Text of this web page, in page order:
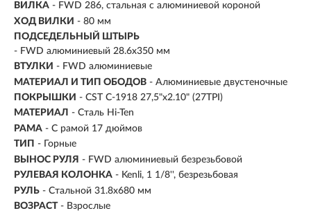
ВИЛКА - FWD 286, стальная с алюминиевой короной
ХОД ВИЛКИ - 80 мм
ПОДСЕДЕЛЬНЫЙ ШТЫРЬ
- FWD алюминиевый 28.6x350 мм
ВТУЛКИ - FWD алюминиевые
МАТЕРИАЛ И ТИП ОБОДОВ - Алюминиевые двустеночные
ПОКРЫШКИ - CST C-1918 27,5"x2.10" (27TPI)
МАТЕРИАЛ - Сталь Hi-Ten
РАМА - С рамой 17 дюймов
ТИП -
Горные
ВЫНОС РУЛЯ - FWD алюминиевый безрезьбовой
РУЛЕВАЯ КОЛОНКА - Kenli, 1 1/8'', безрезьбовая
РУЛЬ - Стальной 31.8х680 мм
ВОЗРАСТ - Взрослые